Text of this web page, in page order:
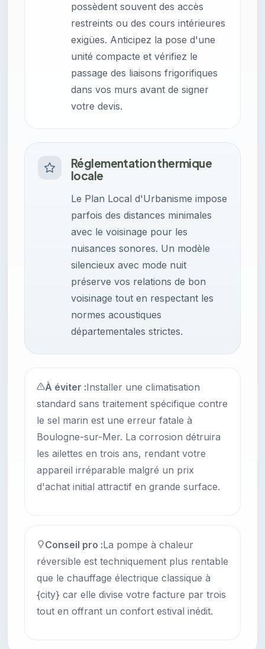
possèdent souvent des accès
restreints ou des cours intérieures
exigües. Anticipez la pose d'une
unité compacte et vérifiez le
passage des liaisons frigorifiques
dans vos murs avant de signer
votre devis.
Réglementation thermique
locale
Le Plan Local d'Urbanisme impose
parfois des distances minimales
avec le voisinage pour les
nuisances sonores. Un modèle
silencieux avec mode nuit
préserve vos relations de bon
voisinage tout en respectant les
normes acoustiques
départementales strictes.
À éviter :Installer une climatisation
standard sans traitement spécifique contre
le sel marin est une erreur fatale à
Boulogne-sur-Mer. La corrosion détruira
les ailettes en trois ans, rendant votre
appareil irréparable malgré un prix
d'achat initial attractif en grande surface.
Conseil pro :La pompe à chaleur
réversible est techniquement plus rentable
que le chauffage électrique classique à
{city} car elle divise votre facture par trois
tout en offrant un confort estival inédit.